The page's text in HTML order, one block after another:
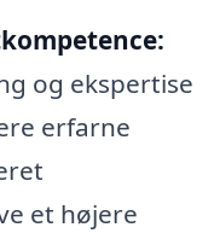
og ekspertise
erfarne
et højere